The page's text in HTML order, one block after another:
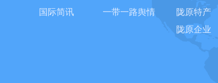
国际简讯
一带一路舆情
陇原特产
陇原企业